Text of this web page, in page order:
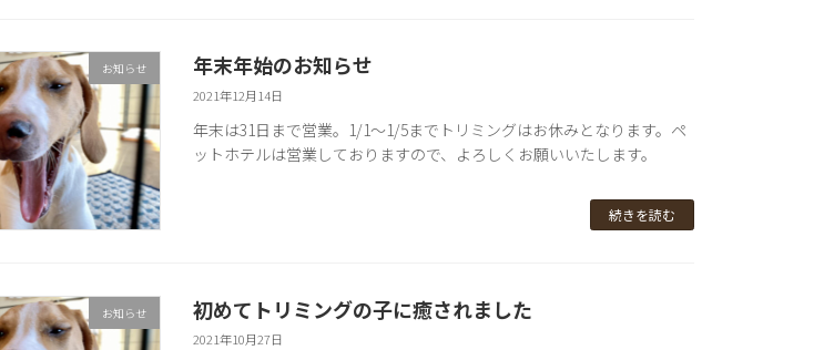
お知らせ 年末年始のお知らせ
2021年12月14日
年末は31日まで営業。1/1～1/5までトリミングはお休みとなります。ペ
ットホテルは営業しておりますので、よろしくお願いいたします。
続きを読む
お知らせ 初めてトリミングの子に癒されました
2021年10月27日